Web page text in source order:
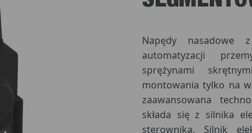
Napędy nasadowe
automatyzacji
sprężynami
montowania tylko na
zaawansowana
składa się z silnika
sterownika. Silnik